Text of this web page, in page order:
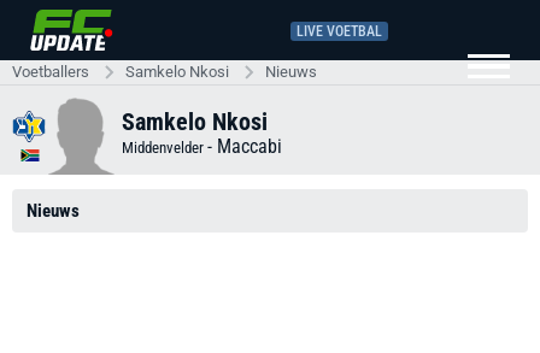
LIVE VOETBAL
Voetballers Samkelo Nkosi Nieuws
Samkelo Nkosi
Middenvelder - Maccabi
Nieuws